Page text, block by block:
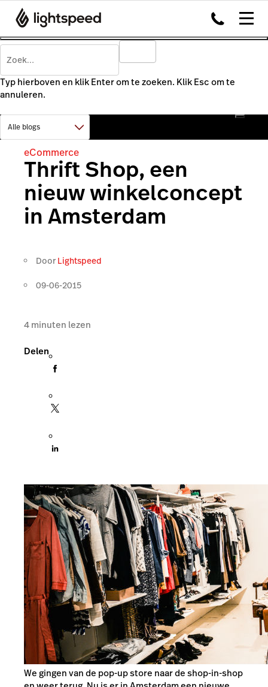
Typ hierboven en klik Enter om te zoeken. Klik Esc om te
annuleren.
eCommerce
Thrift Shop, een
nieuw winkelconcept
in Amsterdam
Door Lightspeed
09-06-2015
4minuten lezen
Delen
We gingen van de pop-up store naar de shop-in-shop